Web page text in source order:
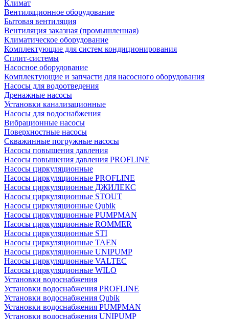
Климат
Вентиляционное оборудование
Бытовая вентиляция
Вентиляция заказная (промышленная)
Климатическое оборудование
Комплектующие для систем кондиционирования
Сплит-системы
Насосное оборудование
Комплектующие и запчасти для насосного оборудования
Насосы для водоотведения
Дренажные насосы
Установки канализационные
Насосы для водоснабжения
Вибрационные насосы
Поверхностные насосы
Скважинные погружные насосы
Насосы повышения давления
Насосы повышения давления PROFLINE
Насосы циркуляционные
Насосы циркуляционные PROFLINE
Насосы циркуляционные ДЖИЛЕКС
Насосы циркуляционные STOUT
Насосы циркуляционные Qubik
Насосы циркуляционные PUMPMAN
Насосы циркуляционные ROMMER
Насосы циркуляционные STI
Насосы циркуляционные TAEN
Насосы циркуляционные UNIPUMP
Насосы циркуляционные VALTEC
Насосы циркуляционные WILO
Установки водоснабжения
Установки водоснабжения PROFLINE
Установки водоснабжения Qubik
Установки водоснабжения PUMPMAN
Установки водоснабжения UNIPUMP